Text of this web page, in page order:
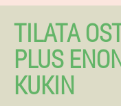
TILATA
PLUS
KUKIN